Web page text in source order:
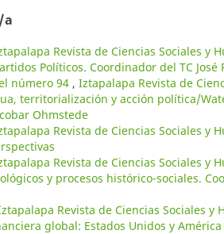
a
Revista de Ciencias Sociales y
Políticos. Coordinador del TC José
número 94 , Iztapalapa Revista de
territorialización y acción política/
Ohmstede
Revista de Ciencias Sociales y
Revista de Ciencias Sociales y
y procesos histórico-sociales.
Revista de Ciencias Sociales y
global: Estados Unidos y